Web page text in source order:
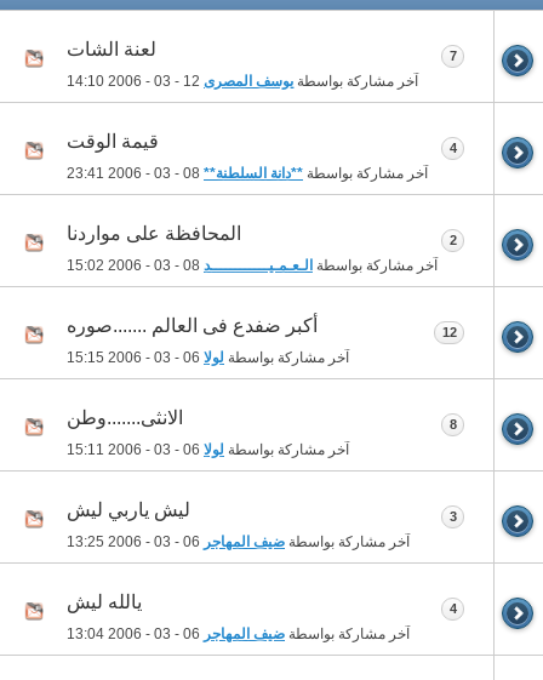
لعنة الشات
آخر مشاركة بواسطة يوسف المصرى 14:10
7
قيمة الوقت
آخر مشاركة بواسطة **دانة السلطنة** 23:41
4
المحافظة على مواردنا
آخر مشاركة بواسطة الـعـمـيــــــــــــد 15:02
2
أكبر ضفدع فى العالم .......صوره
آخر مشاركة بواسطة لولا 15:15
12
الانثى.......وطن
آخر مشاركة بواسطة لولا 15:11
8
ليش ياربي ليش
آخر مشاركة بواسطة ضيف المهاجر 13:25
3
يالله ليش
آخر مشاركة بواسطة ضيف المهاجر 13:04
4